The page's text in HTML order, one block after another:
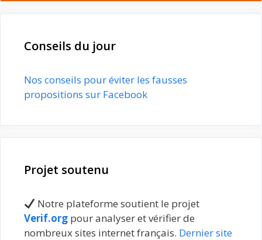
Conseils du jour
Nos conseils pour éviter les fausses
propositions sur Facebook
Projet soutenu
Notre plateforme soutient le projet
Verif.org pour analyser et vérifier de
nombreux sites internet français. Dernier site